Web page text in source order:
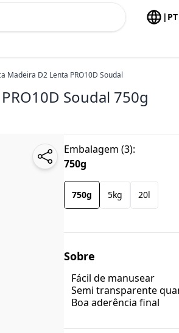
| PT
Madeira D2 Lenta PRO10D Soudal
Soudal 750g
Embalagem (3):
750g
750g 5kg 20l
Sobre
Fácil de manusear
Semi transparente
Boa aderência final